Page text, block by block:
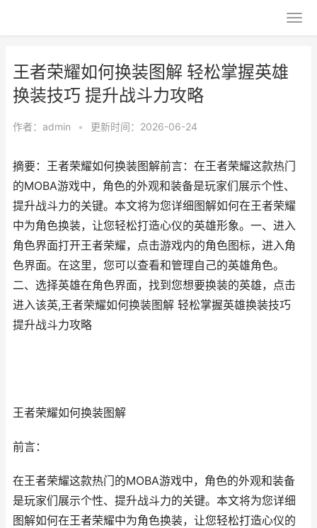
王者荣耀如何换装图解 轻松掌握英雄
换装技巧 提升战斗力攻略
作者： admin • 更新时间：2026-06-24
摘要：王者荣耀如何换装图解前言：在王者荣耀这款热门
的MOBA游戏中，角色的外观和装备是玩家们展示个性、
提升战斗力的关键。本文将为您详细图解如何在王者荣耀
中为角色换装，让您轻松打造心仪的英雄形象。一、进入
角色界面打开王者荣耀，点击游戏内的角色图标，进入角
色界面。在这里，您可以查看和管理自己的英雄角色。
二、选择英雄在角色界面，找到您想要换装的英雄，点击
进入该英,王者荣耀如何换装图解 轻松掌握英雄换装技巧
提升战斗力攻略
王者荣耀如何换装图解
前言：
在王者荣耀这款热门的MOBA游戏中，角色的外观和装备
是玩家们展示个性、提升战斗力的关键。本文将为您详细
图解如何在王者荣耀中为角色换装，让您轻松打造心仪的